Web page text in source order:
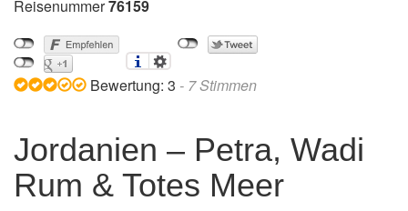
Reisenummer76159
Bewertung: 3 - 7Stimmen
Jordanien – Petra, Wadi
Rum & Totes Meer